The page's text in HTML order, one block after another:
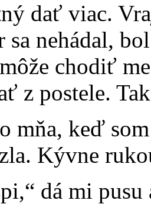
dať viac.
sa nehádal,
chodiť
z postele.
mňa, keď
Kývne
dá mi